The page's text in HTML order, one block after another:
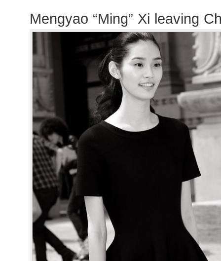
Mengyao “Ming” Xi leaving